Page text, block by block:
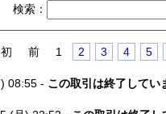
検索：
前 1 2 3 4 5
08:55 - この取引は終了してい